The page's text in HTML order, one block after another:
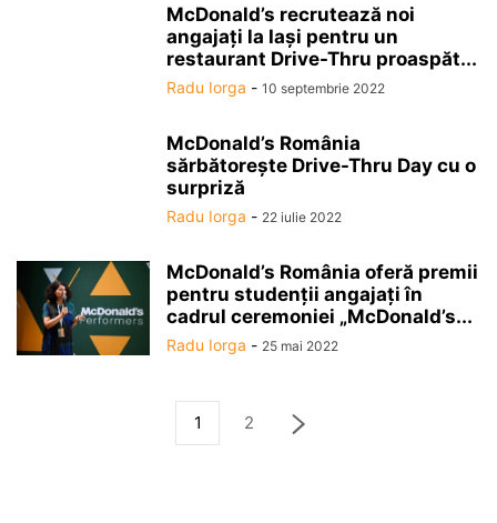
McDonald’s recrutează noi
angajaţi la Iaşi pentru un
restaurant Drive-Thru proaspăt...
Radu Iorga - 10 septembrie 2022
McDonald’s România
sărbătoreşte Drive-Thru Day cu o
surpriză
Radu Iorga - 22 iulie 2022
McDonald’s România oferă premii
pentru studenţii angajaţi în
cadrul ceremoniei „McDonald’s...
Radu Iorga - 25 mai 2022
1 2